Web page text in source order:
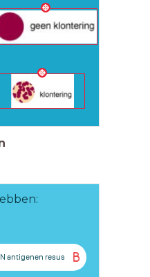
B
antigenen resus